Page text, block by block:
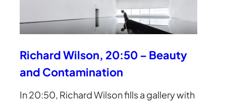
Richard Wilson, 20:50 – Beauty
and Contamination
In 20:50, Richard Wilson fills a gallery with